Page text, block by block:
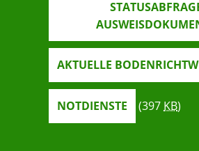
AKTUELLE
NOTDIENSTE (397 KB)